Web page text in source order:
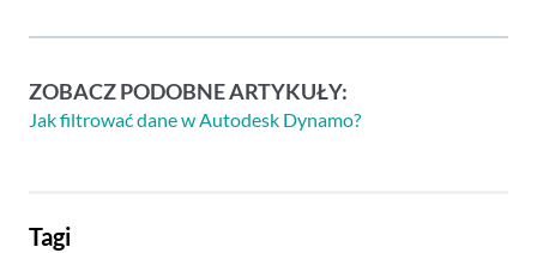
ZOBACZ PODOBNE ARTYKUŁY:
Jak filtrować dane w Autodesk Dynamo?
Tagi